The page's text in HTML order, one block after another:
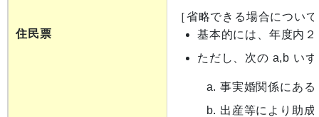
住民票
［省略できる場合につい
基本的には、年度内
ただし、次の a,b い
事実婚関係にある
出産等により助